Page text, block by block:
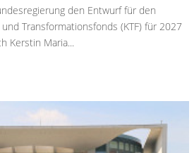
den Entwurf für den
Transformationsfonds (KTF) für 2027
Kerstin Maria...